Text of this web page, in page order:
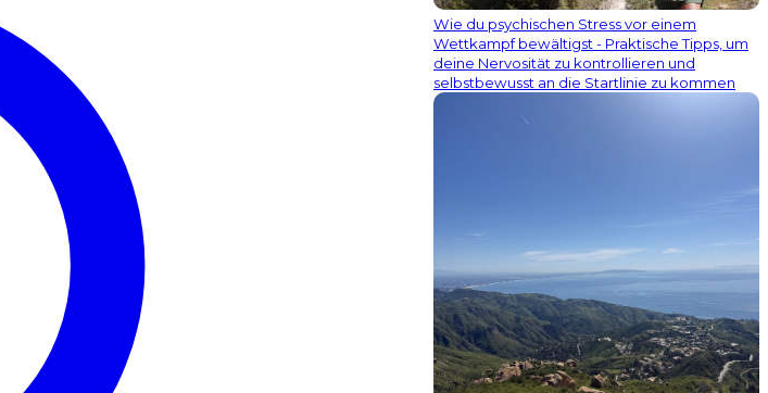
Wie du psychischen Stress vor einem
Wettkampf bewältigst - Praktische Tipps, um
deine Nervosität zu kontrollieren und
selbstbewusst an die Startlinie zu kommen